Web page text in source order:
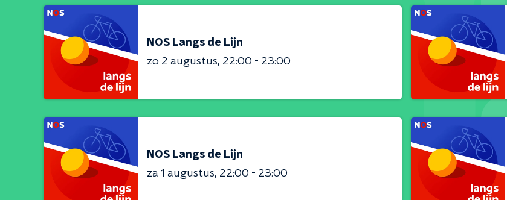
NOS Langs de Lijn
zo 2 augustus 22:00 - 23:00
NOS Langs de Lijn
za 1 augustus 22:00 - 23:00